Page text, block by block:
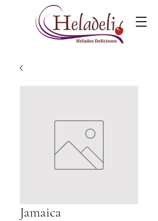
Jamaica